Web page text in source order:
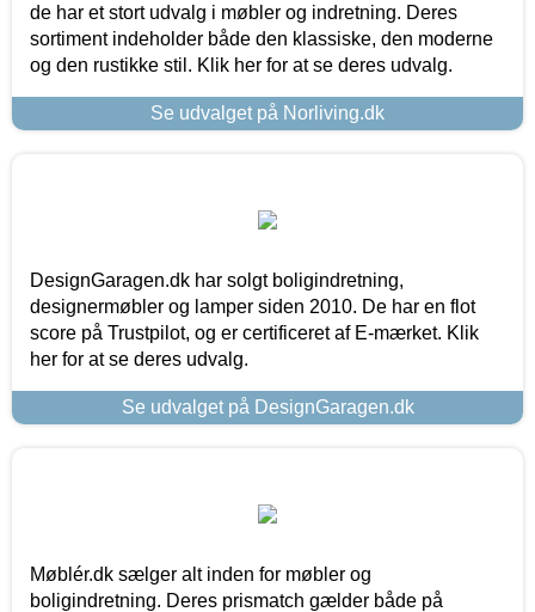
de har et stort udvalg i møbler og indretning. Deres
sortiment indeholder både den klassiske, den moderne
og den rustikke stil. Klik her for at se deres udvalg.
Se udvalget på Norliving.dk
DesignGaragen.dk har solgt boligindretning,
designermøbler og lamper siden 2010. De har en flot
score på Trustpilot, og er certificeret af E-mærket. Klik
her for at se deres udvalg.
Se udvalget på DesignGaragen.dk
Møblér.dk sælger alt inden for møbler og
boligindretning. Deres prismatch gælder både på